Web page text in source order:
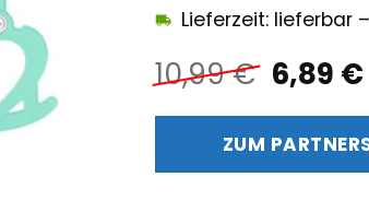
10,99€
Preis
war:
10,99
6,89 €
Lieferzeit: lieferbar
ZUM